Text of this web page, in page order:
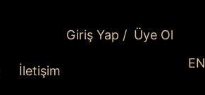
İletişim
Giriş Yap / Üye Ol
EN